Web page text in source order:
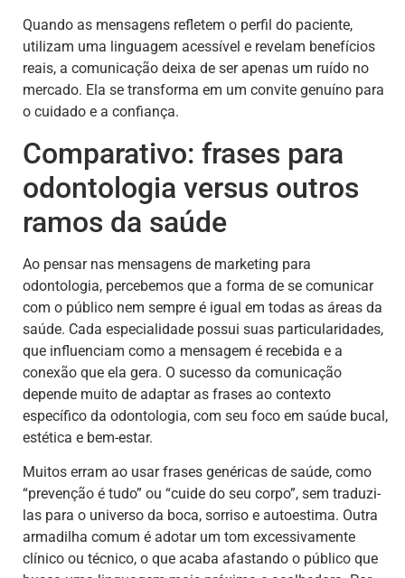
Quando as mensagens refletem o perfil do paciente,
utilizam uma linguagem acessível e revelam benefícios
reais, a comunicação deixa de ser apenas um ruído no
mercado. Ela se transforma em um convite genuíno para
o cuidado e a confiança.
Comparativo: frases para
odontologia versus outros
ramos da saúde
Ao pensar nas mensagens de marketing para
odontologia, percebemos que a forma de se comunicar
com o público nem sempre é igual em todas as áreas da
saúde. Cada especialidade possui suas particularidades,
que influenciam como a mensagem é recebida e a
conexão que ela gera. O sucesso da comunicação
depende muito de adaptar as frases ao contexto
específico da odontologia, com seu foco em saúde bucal,
estética e bem-estar.
Muitos erram ao usar frases genéricas de saúde, como
“prevenção é tudo” ou “cuide do seu corpo”, sem traduzi-
las para o universo da boca, sorriso e autoestima. Outra
armadilha comum é adotar um tom excessivamente
clínico ou técnico, o que acaba afastando o público que